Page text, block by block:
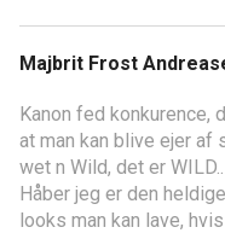
Majbrit Frost
Kanon fed konkurence,
at man kan blive ejer af
wet n Wild, det er WILD..
Håber jeg er den
looks man kan lave,